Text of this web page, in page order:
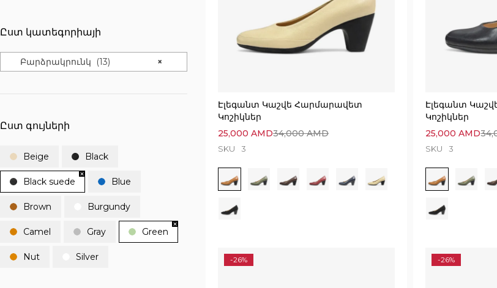
Ըստ կատեգորիայի
×
Բարձրակրունկ (13)
Ըստ գույների
Beige Black
Black suede Blue
Brown Burgundy
Camel Gray Green
Nut Silver
Էլեգանտ Կաշվե Հարմարավետ
Կոշիկներ
34,000AMD
25,000 AMD
SKU 3
Էլեգանտ
Կոշիկներ
25,000AMD
SKU 3
-26% -26%